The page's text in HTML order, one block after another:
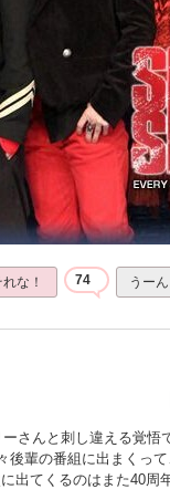
れな！ 74 うー
さんと刺し違える覚悟
後輩の番組に出まくっ
出てくるのはまた40周